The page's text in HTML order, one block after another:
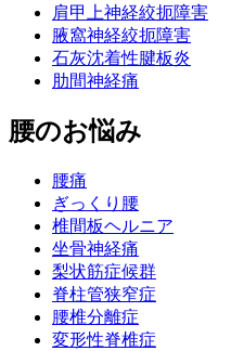
肩甲上神経絞扼障害
腋窩神経絞扼障害
石灰沈着性腱板炎
肋間神経痛
腰のお悩み
腰痛
ぎっくり腰
椎間板ヘルニア
坐骨神経痛
梨状筋症候群
脊柱管狭窄症
腰椎分離症
変形性脊椎症